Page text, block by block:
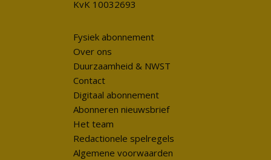
KvK 10032693
Fysiek abonnement
Over ons
Duurzaamheid & NWST
Contact
Digitaal abonnement
Abonneren nieuwsbrief
Het team
Redactionele spelregels
Algemene voorwaarden